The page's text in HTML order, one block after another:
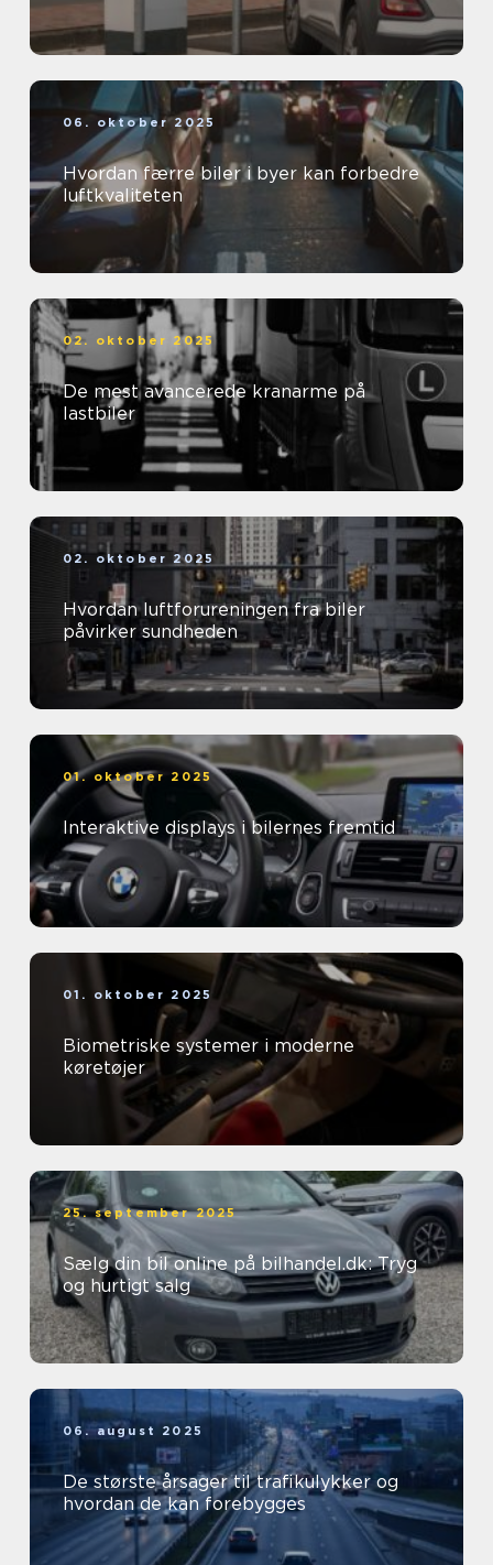
06. oktober 2025
Hvordan færre biler i byer kan forbedre
luftkvaliteten
02. oktober 2025
De mest avancerede kranarme på
lastbiler
02. oktober 2025
Hvordan luftforureningen fra biler
påvirker sundheden
01. oktober 2025
Interaktive displays i bilernes fremtid
01. oktober 2025
Biometriske systemer i moderne
køretøjer
25. september 2025
Sælg din bil online på bilhandel.dk: Tryg
og hurtigt salg
06. august 2025
De største årsager til trafikulykker og
hvordan de kan forebygges